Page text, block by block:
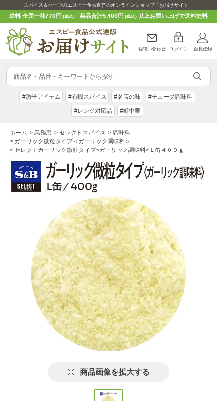
スパイス＆ハーブのエスビー食品直営のオンラインショップ「お届けサイト」
送料 全国一律770円(税込) 商品合計5,400円 (税込)以上お買い上げで送料無料
お問い合わせ ログイン 会員登録
#激辛アイテム #有機スパイス #名店の味 #チューブ調味料
#レンジ対応品 #町中華
ホーム > 業務用 > セレクトスパイス > 調味料
> ガーリック微粒タイプ＜ガーリック調味料＞
> セレクトガーリック微粒タイプ<ガーリック調味料>Ｌ缶４００ｇ
商品画像を拡大する